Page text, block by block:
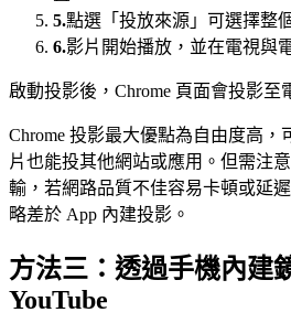
5.點選「投放來源」可選擇整
6.影片開始播放，並在電視與
啟動投影後，Chrome 頁面會投影至
Chrome 投影最大優點為自由度高
片也能投其他網站或應用。但需注
輸，若網路品質不佳容易卡頓或延
略差於 App 內建投影。
方法三：透過手機內建
YouTube